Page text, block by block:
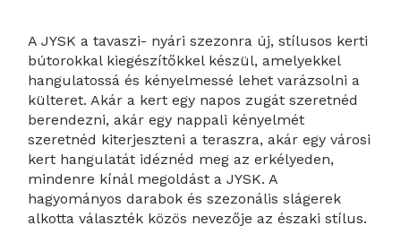
A JYSK a tavaszi- nyári szezonra új, stílusos kerti
bútorokkal kiegészítőkkel készül, amelyekkel
hangulatossá és kényelmessé lehet varázsolni a
külteret. Akár a kert egy napos zugát szeretnéd
berendezni, akár egy nappali kényelmét
szeretnéd kiterjeszteni a teraszra, akár egy városi
kert hangulatát idéznéd meg az erkélyeden,
mindenre kínál megoldást a JYSK. A
hagyományos darabok és szezonális slágerek
alkotta választék közös nevezője az északi stílus.